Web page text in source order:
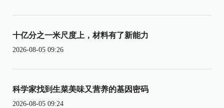
十亿分之一米尺度上，材料有了新能力
2026-08-05 09:26
科学家找到生菜美味又营养的基因密码
2026-08-05 09:24